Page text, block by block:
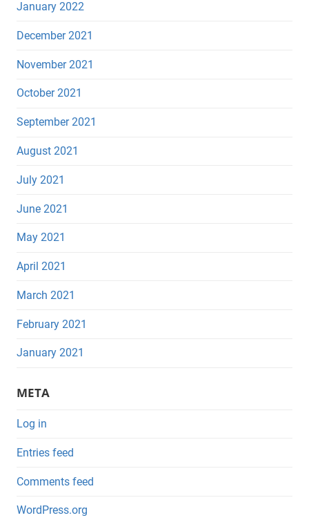
January 2022
December 2021
November 2021
October 2021
September 2021
August 2021
July 2021
June 2021
May 2021
April 2021
March 2021
February 2021
January 2021
META
Log in
Entries feed
Comments feed
WordPress.org